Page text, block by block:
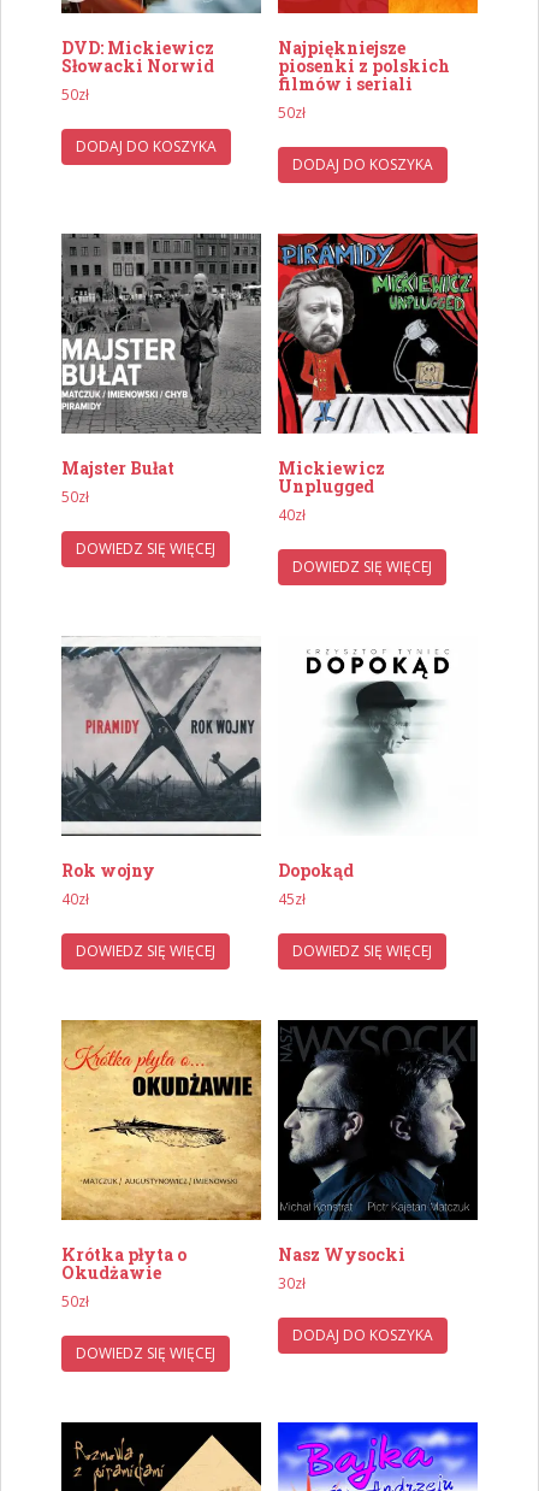
DVD: Mickiewicz
Słowacki Norwid
50zł
DODAJ DO KOSZYKA
Najpiękniejsze
piosenki z polskich
filmów i seriali
50zł
DODAJ DO KOSZYKA
Majster Bułat
50zł
DOWIEDZ SIĘ WIĘCEJ
Mickiewicz
Unplugged
40zł
DOWIEDZ SIĘ WIĘCEJ
Rok wojny
40zł
DOWIEDZ SIĘ WIĘCEJ
Dopokąd
45zł
DOWIEDZ SIĘ WIĘCEJ
Krótka płyta o
Okudżawie
50zł
DOWIEDZ SIĘ WIĘCEJ
Nasz Wysocki
30zł
DODAJ DO KOSZYKA